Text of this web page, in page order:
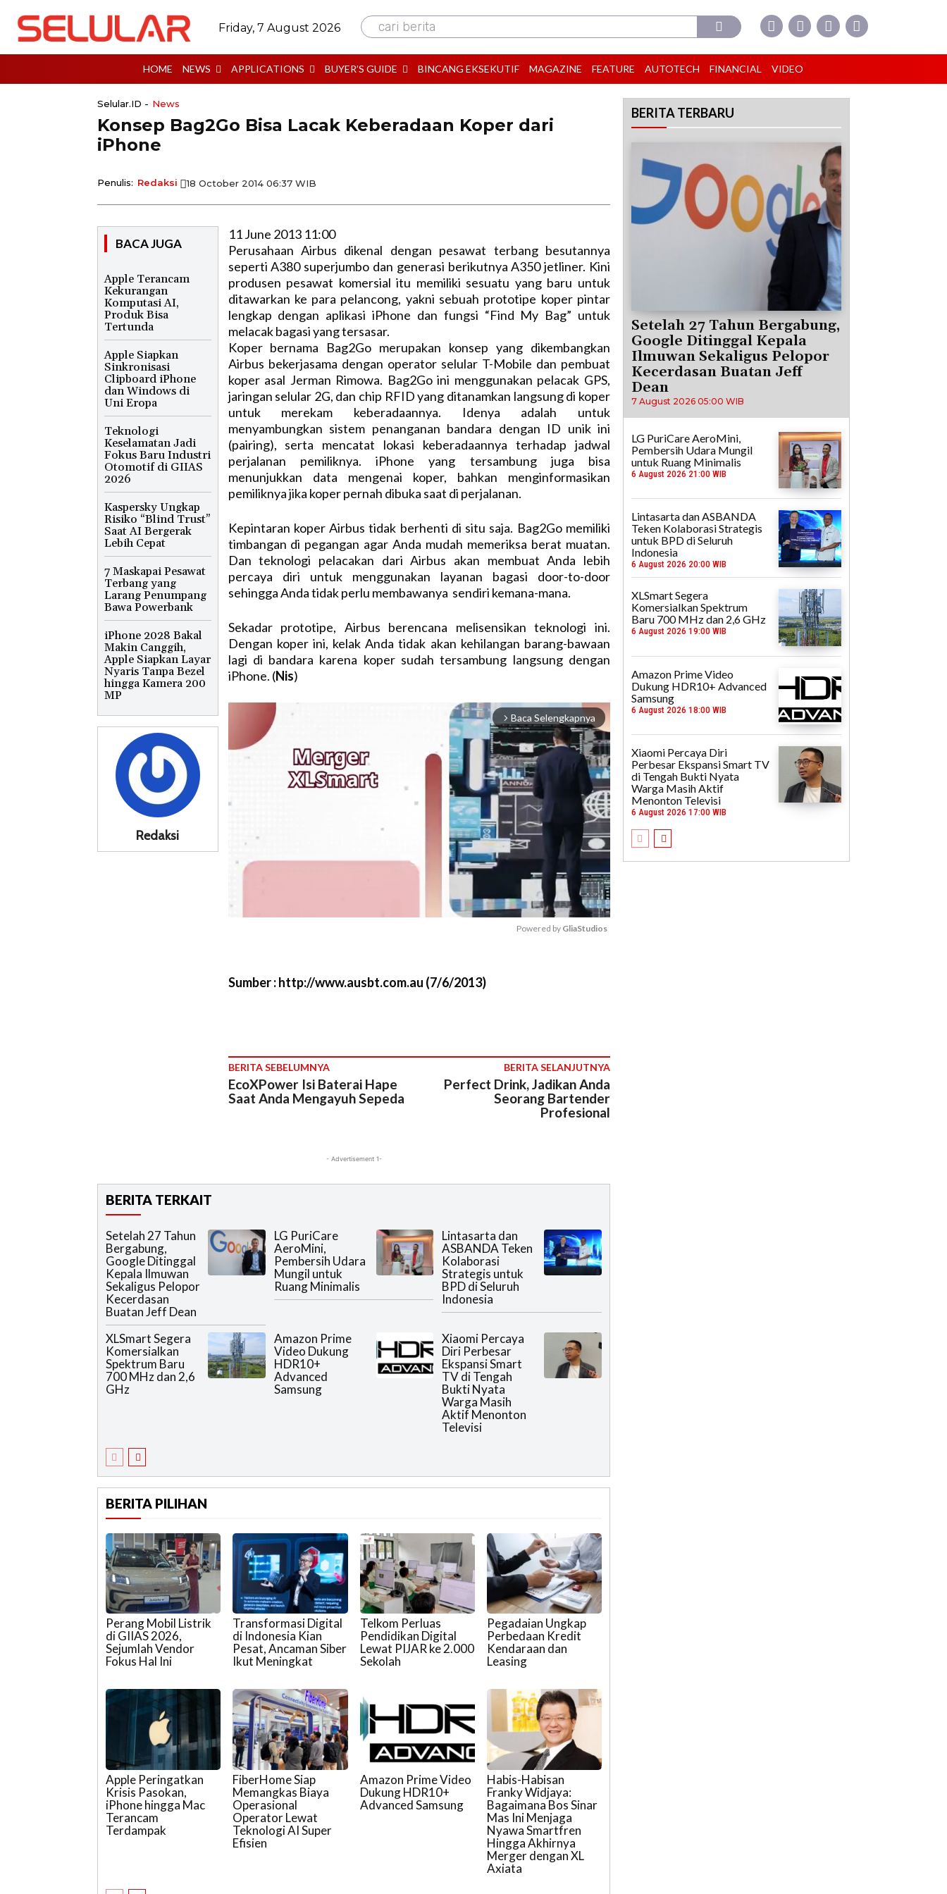
Friday, 7 August 2026 cari berita
HOME NEWS APPLICATIONS BUYER’S GUIDE BINCANG EKSEKUTIF MAGAZINE FEATURE AUTOTECH FINANCIAL VIDEO
Selular.ID - News
Konsep Bag2Go Bisa Lacak Keberadaan Koper dari
iPhone
Penulis: Redaksi 18 October 2014 06:37 WIB
BACA JUGA
Apple Terancam
Kekurangan
Komputasi AI,
Produk Bisa
Tertunda
Apple Siapkan
Sinkronisasi
Clipboard iPhone
dan Windows di
Uni Eropa
Teknologi
Keselamatan Jadi
Fokus Baru Industri
Otomotif di GIIAS
2026
Kaspersky Ungkap
Risiko “Blind Trust”
Saat AI Bergerak
Lebih Cepat
7 Maskapai Pesawat
Terbang yang
Larang Penumpang
Bawa Powerbank
iPhone 2028 Bakal
Makin Canggih,
Apple Siapkan Layar
Nyaris Tanpa Bezel
hingga Kamera 200
MP
Redaksi
11 June 2013 11:00
Perusahaan Airbus dikenal dengan pesawat terbang besutannya
seperti A380 superjumbo dan generasi berikutnya A350 jetliner. Kini
produsen pesawat komersial itu memiliki sesuatu yang baru untuk
ditawarkan ke para pelancong, yakni sebuah prototipe koper pintar
lengkap dengan aplikasi iPhone dan fungsi “Find My Bag” untuk
melacak bagasi yang tersasar.
Koper bernama Bag2Go merupakan konsep yang dikembangkan
Airbus bekerjasama dengan operator selular T-Mobile dan pembuat
koper asal Jerman Rimowa. Bag2Go ini menggunakan pelacak GPS,
jaringan selular 2G, dan chip RFID yang ditanamkan langsung di koper
untuk merekam keberadaannya. Idenya adalah untuk
menyambungkan sistem penanganan bandara dengan ID unik ini
(pairing), serta mencatat lokasi keberadaannya terhadap jadwal
perjalanan pemiliknya. iPhone yang tersambung juga bisa
menunjukkan data mengenai koper, bahkan menginformasikan
pemiliknya jika koper pernah dibuka saat di perjalanan.
Kepintaran koper Airbus tidak berhenti di situ saja. Bag2Go memiliki
timbangan di pegangan agar Anda mudah memeriksa berat muatan.
Dan teknologi pelacakan dari Airbus akan membuat Anda lebih
percaya diri untuk menggunakan layanan bagasi door-to-door
sehingga Anda tidak perlu membawanya sendiri kemana-mana.
Sekadar prototipe, Airbus berencana melisensikan teknologi ini.
Dengan koper ini, kelak Anda tidak akan kehilangan barang-bawaan
lagi di bandara karena koper sudah tersambung langsung dengan
iPhone. (Nis)
arrow_forward_ios Baca Selengkapnya
Powered by GliaStudios
Sumber : http://www.ausbt.com.au (7/6/2013)
BERITA SEBELUMNYA
EcoXPower Isi Baterai Hape
Saat Anda Mengayuh Sepeda
BERITA SELANJUTNYA
Perfect Drink, Jadikan Anda
Seorang Bartender
Profesional
- Advertisement 1-
BERITA TERKAIT
Setelah 27 Tahun
Bergabung,
Google Ditinggal
Kepala Ilmuwan
Sekaligus Pelopor
Kecerdasan
Buatan Jeff Dean
LG PuriCare
AeroMini,
Pembersih Udara
Mungil untuk
Ruang Minimalis
Lintasarta dan
ASBANDA Teken
Kolaborasi
Strategis untuk
BPD di Seluruh
Indonesia
XLSmart Segera
Komersialkan
Spektrum Baru
700 MHz dan 2,6
GHz
Amazon Prime
Video Dukung
HDR10+
Advanced
Samsung
Xiaomi Percaya
Diri Perbesar
Ekspansi Smart
TV di Tengah
Bukti Nyata
Warga Masih
Aktif Menonton
Televisi
BERITA PILIHAN
Perang Mobil Listrik
di GIIAS 2026,
Sejumlah Vendor
Fokus Hal Ini
Transformasi Digital
di Indonesia Kian
Pesat, Ancaman Siber
Ikut Meningkat
Telkom Perluas
Pendidikan Digital
Lewat PIJAR ke 2.000
Sekolah
Pegadaian Ungkap
Perbedaan Kredit
Kendaraan dan
Leasing
Apple Peringatkan
Krisis Pasokan,
iPhone hingga Mac
Terancam
Terdampak
FiberHome Siap
Memangkas Biaya
Operasional
Operator Lewat
Teknologi AI Super
Efisien
Amazon Prime Video
Dukung HDR10+
Advanced Samsung
Habis-Habisan
Franky Widjaya:
Bagaimana Bos Sinar
Mas Ini Menjaga
Nyawa Smartfren
Hingga Akhirnya
Merger dengan XL
Axiata
BERITA TERBARU
Setelah 27 Tahun Bergabung,
Google Ditinggal Kepala
Ilmuwan Sekaligus Pelopor
Kecerdasan Buatan Jeff
Dean
7 August 2026 05:00 WIB
LG PuriCare AeroMini,
Pembersih Udara Mungil
untuk Ruang Minimalis
6 August 2026 21:00 WIB
Lintasarta dan ASBANDA
Teken Kolaborasi Strategis
untuk BPD di Seluruh
Indonesia
6 August 2026 20:00 WIB
XLSmart Segera
Komersialkan Spektrum
Baru 700 MHz dan 2,6 GHz
6 August 2026 19:00 WIB
Amazon Prime Video
Dukung HDR10+ Advanced
Samsung
6 August 2026 18:00 WIB
Xiaomi Percaya Diri
Perbesar Ekspansi Smart TV
di Tengah Bukti Nyata
Warga Masih Aktif
Menonton Televisi
6 August 2026 17:00 WIB